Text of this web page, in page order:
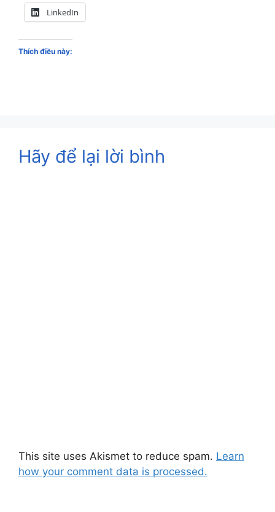
LinkedIn
Thích điều này:
Hãy để lại lời bình
This site uses Akismet to reduce spam. Learn
how your comment data is processed.